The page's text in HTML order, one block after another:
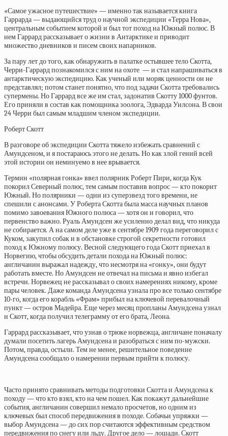
«Самое ужасное путешествие» — именно так называется книга
Гаррарда — выдающийся труд о научной экспедиции «Терра Нова»,
центральным событием которой и был тот поход на Южный полюс. В
нем Гаррард рассказывает о жизни в Антарктике и приводит
множество дневников и писем своих напарников.
За пару лет до того, как обнаружить в палатке остывшее тело Скотта,
Черри-Гаррард познакомился с ним на охоте — и стал напрашиваться в
антарктическую экспедицию. Как ученый или моряк ценности он не
представлял; потом станет понятно, что под задачи Скотта требовались
супермены. Но Гаррард все же им стал, задонатив Скотту 1000 фунтов.
Его приняли в состав как помощника зоолога, Эдварда Уилсона. В свои
24 Черри был самым младшим членом экспедиции.
Роберт Скотт
В разговоре об экспедиции Скотта тяжело избежать сравнений с
Амундсеном, и я постараюсь этого не делать. Но как злой гений всей
этой истории он неминуемо в нее врывается.
Термин «полярная гонка» ввел полярник Роберт Пири, когда Кук
покорил Северный полюс, тем самым поставив вопрос — кто покорит
Южный. Но полярники — одни из суперзвезд того времени, не
спешили с анонсами. У Роберта Скотта была масса научных планов
помимо завоевания Южного полюса — хотя он и говорил, что
первенство важно. Руаль Амундсен же усиленно делал вид, что никуда
не собирается. А на самом деле уже в сентябре 1909 года переговорил с
Куком, закупил собак и в обстановке строгой секретности готовил
поход к Южному полюсу. Весной следующего года Скотт приехал в
Норвегию, чтобы обсудить детали похода на Южный полюс:
англичанин выражал надежду, что несмотря на «гонку», они будут
работать вместе. Но Амундсен не отвечал на письма и явно избегал
встречи. Норвежец не рассказывал о своих намерениях никому, кроме
пары человек. Даже команда Амундсена узнала про все только сентябре
10-го, когда его корабль «Фрам» прибыл на ключевой перевалочный
пункт — остров Мадейра. Еще через месяц пропланы Амундсена узнал
и Скотт, когда получил телеграмму от его брата, Леона.
Гаррард рассказывает, что узнав о трюке норвежца, англичане поначалу
думали посетить лагерь Амундсена и разобраться с ним по-мужски.
Потом, правда, остыли. Тем не менее, решительное поведение
Амундсена сообщало о намерении первым прийти к полюсу.
Часто принято сравнивать методы подготовки Скотта и Амундсена к
походу — что кто взял, кто на чем пошел. Как покажут дальнейшие
события, англичанин совершил немало просчетов, но одним из
ключевых был способ передвижения в походе. Собачьи упряжки —
выбор Амундсена — до сих пор считаются эффективным средством
передвижения по снегу или льду. Другое дело — лошади. Скотт